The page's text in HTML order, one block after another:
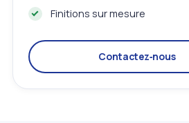
Finitions sur mesure
Contactez‑nous